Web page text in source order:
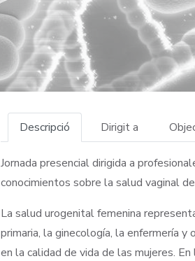
Descripció Dirigit a
Jornada presencial dirigida a
conocimientos sobre la salud vaginal
La salud urogenital femenina
primaria, la ginecología, la enfermería
en la calidad de vida de las mujeres.